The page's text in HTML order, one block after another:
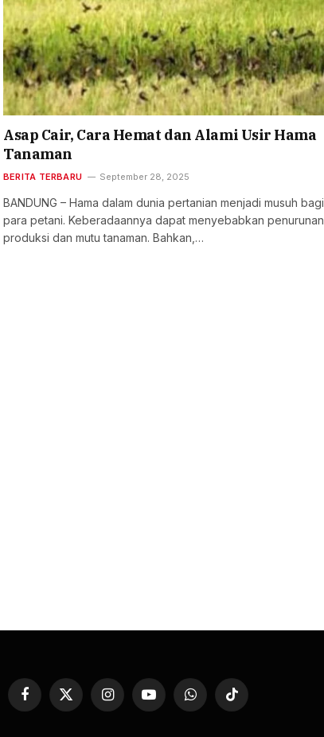
Asap Cair, Cara Hemat dan Alami Usir Hama
Tanaman
BERITA TERBARU September 28, 2025
BANDUNG – Hama dalam dunia pertanian menjadi musuh bagi
para petani. Keberadaannya dapat menyebabkan penurunan
produksi dan mutu tanaman. Bahkan,…
Facebook
X
(Twitter)
InstagramYouTubeWhatsAppTikTok